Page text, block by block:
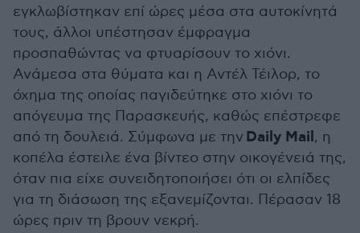
εγκλωβίστηκαν επί ώρες μέσα στα αυτοκίνητά
τους, άλλοι υπέστησαν έμφραγμα
προσπαθώντας να φτυαρίσουν το χιόνι.
Ανάμεσα στα θύματα και η Αντέλ Τέιλορ, το
όχημα της οποίας παγιδεύτηκε στο χιόνι το
απόγευμα της Παρασκευής, καθώς επέστρεφε
από τη δουλειά. Σύμφωνα με την Daily Mail, η
κοπέλα έστειλε ένα βίντεο στην οικογένειά της,
όταν πια είχε συνειδητοποιήσει ότι οι ελπίδες
για τη διάσωση της εξανεμίζονται. Πέρασαν 18
ώρες πριν τη βρουν νεκρή.